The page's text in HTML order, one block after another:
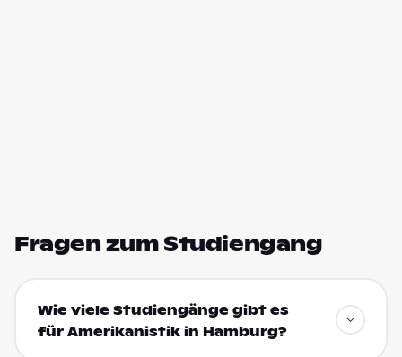
Fragen zum Studiengang
Wie viele Studiengänge gibt es
für Amerikanistik in Hamburg?